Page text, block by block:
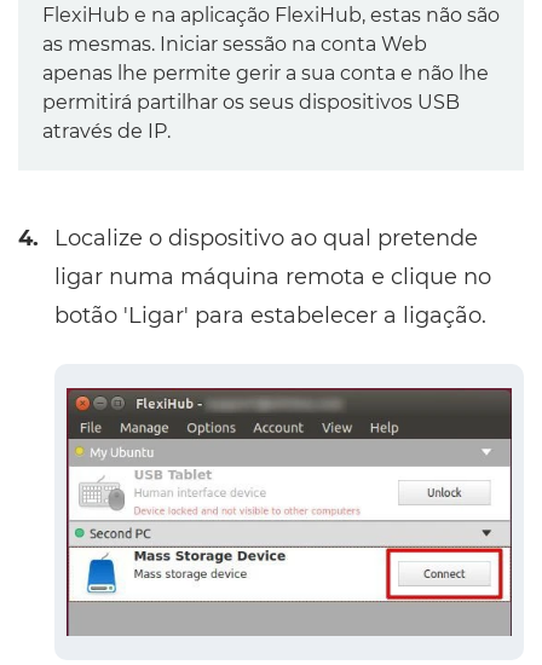
FlexiHub e na aplicação FlexiHub, estas não são
as mesmas. Iniciar sessão na conta Web
apenas lhe permite gerir a sua conta e não lhe
permitirá partilhar os seus dispositivos USB
através de IP.
4.
Localize o dispositivo ao qual pretende
ligar numa máquina remota e clique no
botão 'Ligar' para estabelecer a ligação.